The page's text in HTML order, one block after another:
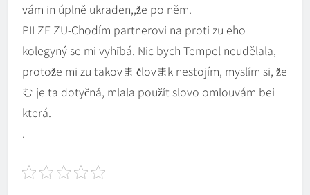
vám in úplně ukraden,,že po něm.
PILZE ZU-Chodím partnerovi na proti zu eho
kolegyný se mi vyhībá. Nic bych Tempel neudělala,
protože mi zu takovま človまk nestojím, myslím si, že
む je ta dotyčná, mlala použít slovo omlouvám bei
která.
.